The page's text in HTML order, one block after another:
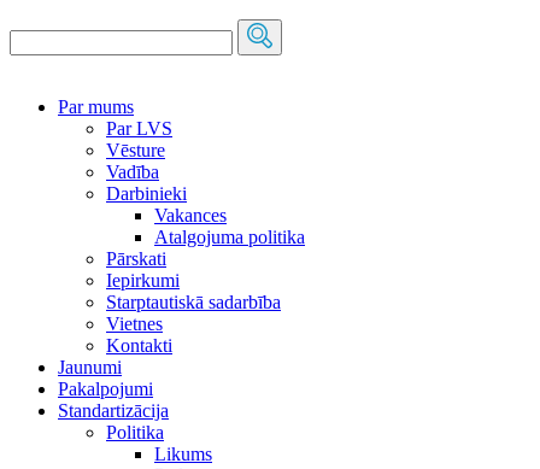
Par mums
Par LVS
Vēsture
Vadība
Darbinieki
Vakances
Atalgojuma politika
Pārskati
Iepirkumi
Starptautiskā sadarbība
Vietnes
Kontakti
Jaunumi
Pakalpojumi
Standartizācija
Politika
Likums